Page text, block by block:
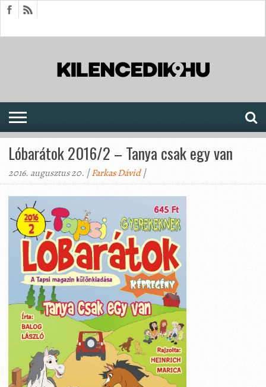
Lóbarátok 2016/2 – Tanya csak egy van
2016. augusztus 20. |Farkas Dávid|